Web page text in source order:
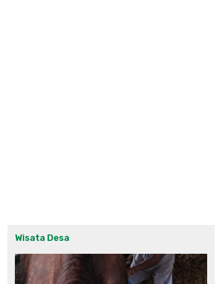
Wisata Desa